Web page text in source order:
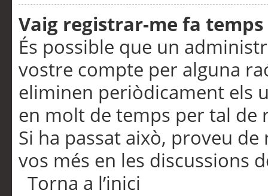
Vaig registrar-me fa
És possible que un
vostre compte per alguna
eliminen periòdicament els
en molt de temps per tal de
Si ha passat això, proveu
vos més en les discussions
Torna a l’inici